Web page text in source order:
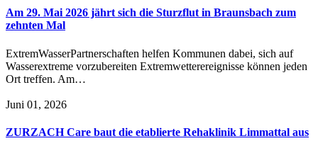
Am 29. Mai 2026 jährt sich die Sturzflut in Braunsbach zum
zehnten Mal
ExtremWasserPartnerschaften helfen Kommunen dabei, sich auf
Wasserextreme vorzubereiten Extremwetterereignisse können jeden
Ort treffen. Am…
Juni 01, 2026
ZURZACH Care baut die etablierte Rehaklinik Limmattal aus